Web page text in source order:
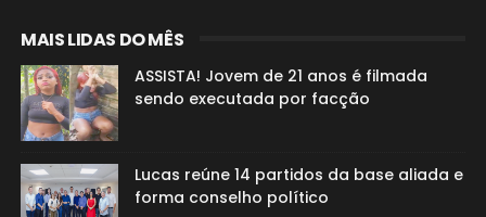
MAIS LIDAS DO MÊS
ASSISTA! Jovem de 21 anos é filmada
sendo executada por facção
Lucas reúne 14 partidos da base aliada e
forma conselho político